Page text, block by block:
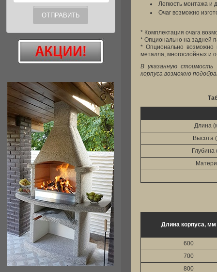
Легкость монтажа и
Очаг возможно
* Комплектация очага
* Опционально на задней
* Опционально возможно
металла, многослойных и
В указанную стоимость
корпуса возможно
Длина
Высота
Глубина
Длина корпуса, мм
600
700
800